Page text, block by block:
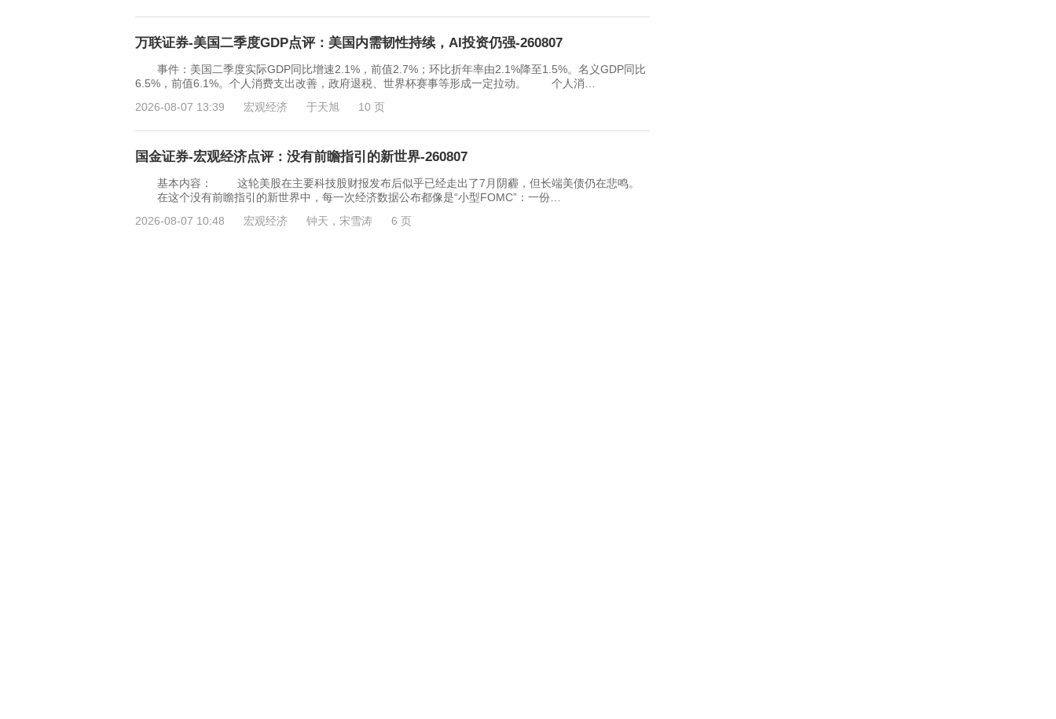
万联证券-美国二季度GDP点评：美国内需韧性持续，AI投资仍强-260807
事件：美国二季度实际GDP同比增速2.1%，前值2.7%；环比折年率由2.1%降至1.5%。名义GDP同比
6.5%，前值6.1%。个人消费支出改善，政府退税、世界杯赛事等形成一定拉动。 个人消…
2026-08-07 13:39
宏观经济 于天旭 10 页
国金证券-宏观经济点评：没有前瞻指引的新世界-260807
基本内容： 这轮美股在主要科技股财报发布后似乎已经走出了7月阴霾，但长端美债仍在悲鸣。
在这个没有前瞻指引的新世界中，每一次经济数据公布都像是“小型FOMC”：一份…
2026-08-07 10:48
宏观经济 钟天，宋雪涛 6 页